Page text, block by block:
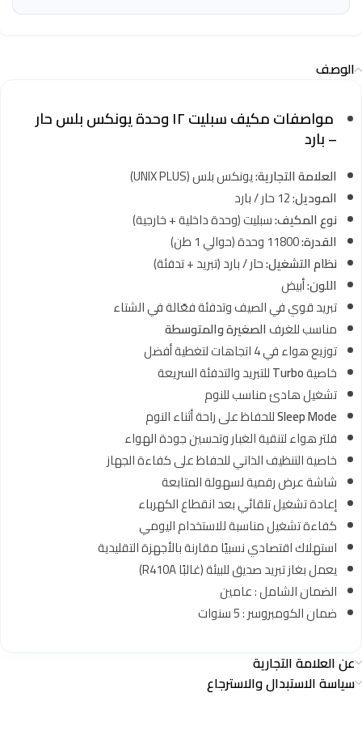
الوصف
مواصفات مكيف سبليت ١٢ وحدة يونكس بلس حار
– بارد
العلامة التجارية:يونكس بلس (UNIX PLUS)
الموديل:
نوع المكيف:سبليت (وحدة داخلية + خارجية)
القدرة:
نظام التشغيل:حار / بارد (تبريد + تدفئة)
اللون:أبيض
تبريد قوي في الصيف وتدفئة فعّالة في الشتاء
مناسب للغرفالصغيرة والمتوسطة
توزيع هواء في 4 اتجاهات لتغطية أفضل
خاصيةTurboللتبريد والتدفئة السريعة
تشغيل هادئ مناسب للنوم
Sleep Modeللحفاظ على راحة أثناء النوم
فلتر هواء لتنقية الغبار وتحسين جودة الهواء
خاصية التنظيف الذاتي للحفاظ على كفاءة الجهاز
شاشة عرض رقمية لسهولة المتابعة
إعادة تشغيل تلقائي بعد انقطاع الكهرباء
كفاءة تشغيل مناسبة للاستخدام اليومي
استهلاك اقتصادي نسبيًا مقارنة بالأجهزة التقليدية
يعمل بغاز تبريد صديق للبيئة (غالبًا R410A)
الضمان الشامل : عامين
ضمان الكومبروسر : 5 سنوات
عن العلامة التجارية
سياسة الاستبدال والاسترجاع